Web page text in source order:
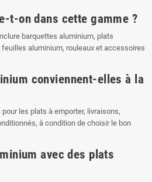
t-on dans cette gamme ?
barquettes aluminium, plats
aluminium, rouleaux et accessoires
conviennent-elles à la
les plats à emporter, livraisons,
à condition de choisir le bon
avec des plats